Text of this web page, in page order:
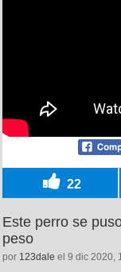
22
Este perro se
peso
por 123dale el 9 dic 2020,